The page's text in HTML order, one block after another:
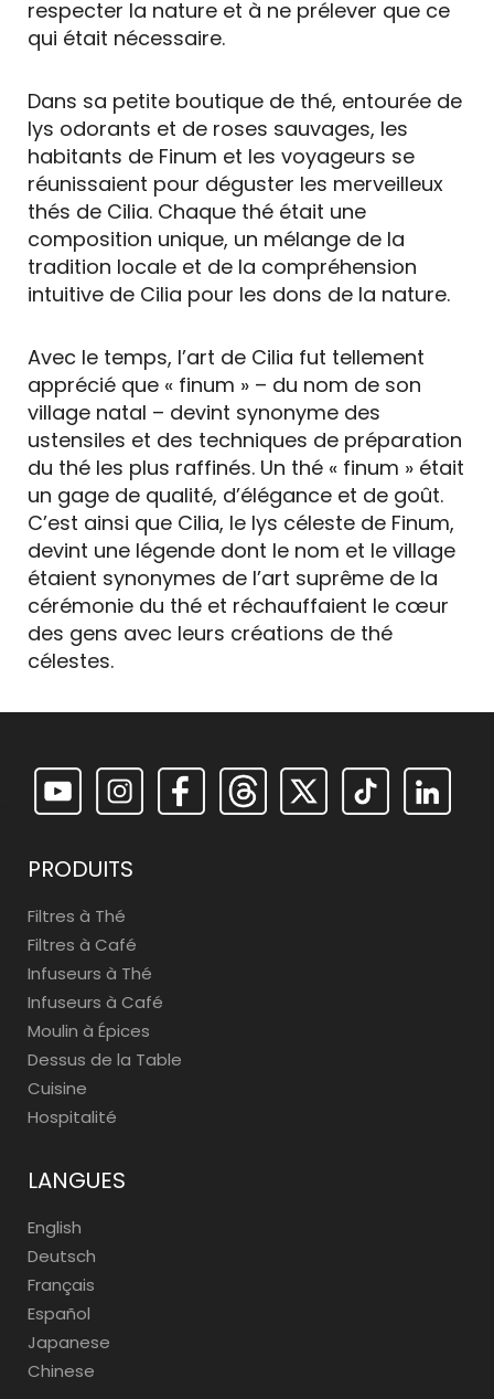
respecter la nature et à ne prélever que ce
qui était nécessaire.
Dans sa petite boutique de thé, entourée de
lys odorants et de roses sauvages, les
habitants de Finum et les voyageurs se
réunissaient pour déguster les merveilleux
thés de Cilia. Chaque thé était une
composition unique, un mélange de la
tradition locale et de la compréhension
intuitive de Cilia pour les dons de la nature.
Avec le temps, l’art de Cilia fut tellement
apprécié que « finum » – du nom de son
village natal – devint synonyme des
ustensiles et des techniques de préparation
du thé les plus raffinés. Un thé « finum » était
un gage de qualité, d’élégance et de goût.
C’est ainsi que Cilia, le lys céleste de Finum,
devint une légende dont le nom et le village
étaient synonymes de l’art suprême de la
cérémonie du thé et réchauffaient le cœur
des gens avec leurs créations de thé
célestes.
PRODUITS
Filtres à Thé
Filtres à Café
Infuseurs à Thé
Infuseurs à Café
Moulin à Épices
Dessus de la Table
Cuisine
Hospitalité
LANGUES
English
Deutsch
Français
Español
Japanese
Chinese